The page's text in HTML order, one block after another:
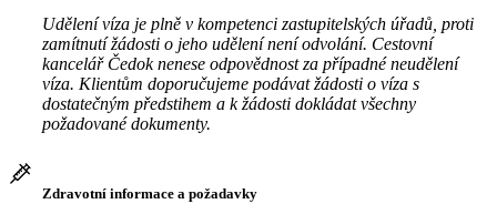
Udělení víza je plně v kompetenci zastupitelských úřadů, proti
zamítnutí žádosti o jeho udělení není odvolání. Cestovní
kancelář Čedok nenese odpovědnost za případné neudělení
víza. Klientům doporučujeme podávat žádosti o víza s
dostatečným předstihem a k žádosti dokládat všechny
požadované dokumenty.
Zdravotní informace a požadavky